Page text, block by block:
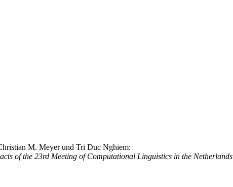
M. Meyer und Tri Duc Nghiem:
of the 23rd Meeting of Computational Linguistics in the Netherlands